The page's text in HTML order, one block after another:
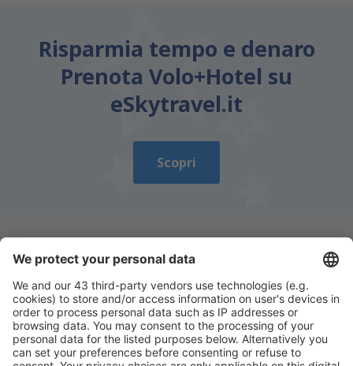
Risparmia tempo e denaro
Prenota Volo+Hotel su
eSkytravel.it
Scopri
Scarica la nostra appe programma
comodamente i tuoi viaggi